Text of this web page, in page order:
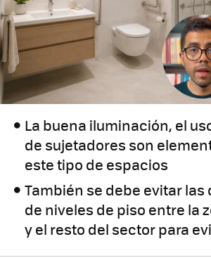
La buena iluminación, el
de sujetadores son
este tipo de espacios
También se debe evitar
de niveles de piso entre la
y el resto del sector para